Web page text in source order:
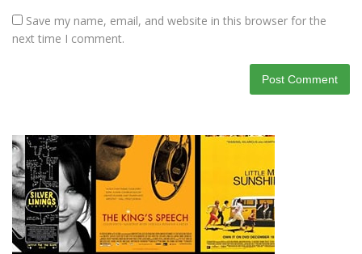
Save my name, email, and website in this browser for the
next time I comment.